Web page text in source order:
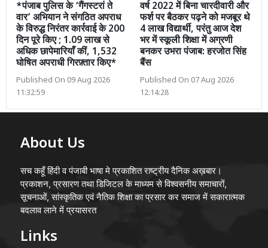
*पंजाब पुलिस के ‘गैंगस्टरां ते
वार’ अभियान ने संगठित अपराध
के विरुद्ध निरंतर कार्रवाई के 200
दिन पूरे किए ; 1.09 लाख से
अधिक छापेमारियाँ कीं, 1,532
घोषित अपराधी गिरफ़्तार किए*
Published On 09 Aug 2026
11:32:59
वर्ष 2022 में बिना चारदीवारी और
फर्श पर बैठकर पढ़ने को मजबूर थे
4 लाख विद्यार्थी, परंतु आज देश
भर में स्कूली शिक्षा में अग्रणी
बनकर उभरा पंजाब: हरजोत सिंह
बैंस
Published On 07 Aug 2026
12:14:28
About Us
सच कहूँ हिंदी व पंजाबी भाषा मे प्रकाशित राष्ट्रीय दैनिक अख़बार।
प्रकाशन, प्रसारण तथा डिजिटल के माध्यम से विश्वसनीय समाचारों,
सूचनाओं, सांस्कृतिक एवं नैतिक शिक्षा का प्रसार कर समाज में सकारात्मक
बदलाव लाने में प्रयासरत
Links